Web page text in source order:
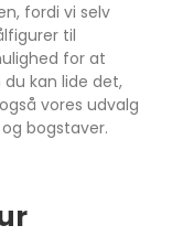
fordi vi selv
til
for at
kan lide det,
vores udvalg
bogstaver.